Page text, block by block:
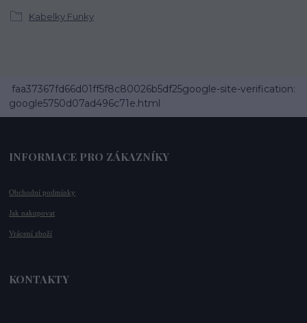
Kabelky Funky
faa37367fd66d01ff5f8c80026b5df25google-site-verification:
google5750d07ad496c71e.html
INFORMACE PRO ZÁKAZNÍKY
Obchodní podmínky
Jak nakupovat
Vrácení zboží
KONTAKTY